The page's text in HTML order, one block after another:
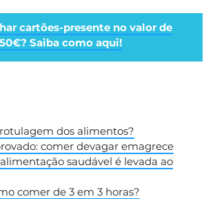
cartões-presente no valor de
50€? Saiba como aqui!
dos alimentos?
comer devagar emagrece
saudável é levada ao
comer de 3 em 3 horas?